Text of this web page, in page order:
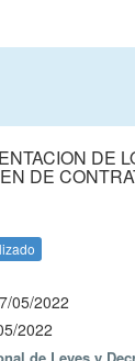
DE
DE
05/2022
2022